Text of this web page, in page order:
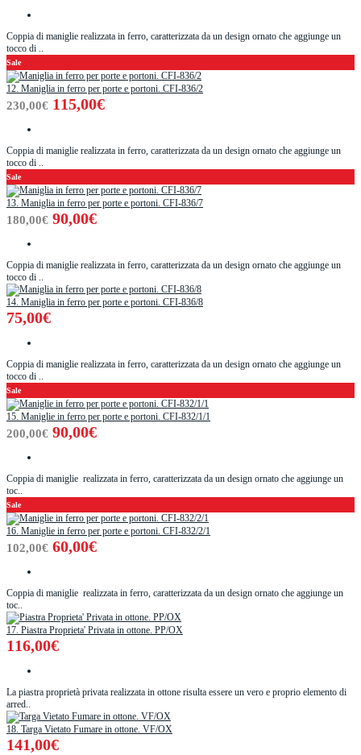
Coppia di maniglie realizzata in ferro, caratterizzata da un design ornato che aggiunge un
tocco di ..
Sale
12. Maniglia in ferro per porte e portoni. CFI-836/2
230,00€ 115,00€
Coppia di maniglie realizzata in ferro, caratterizzata da un design ornato che aggiunge un
tocco di ..
Sale
13. Maniglia in ferro per porte e portoni. CFI-836/7
180,00€ 90,00€
Coppia di maniglie realizzata in ferro, caratterizzata da un design ornato che aggiunge un
tocco di ..
14. Maniglia in ferro per porte e portoni. CFI-836/8
75,00€
Coppia di maniglie realizzata in ferro, caratterizzata da un design ornato che aggiunge un
tocco di ..
Sale
15. Maniglie in ferro per porte e portoni. CFI-832/1/1
200,00€ 90,00€
Coppia di maniglie realizzata in ferro, caratterizzata da un design ornato che aggiunge un
toc..
Sale
16. Maniglie in ferro per porte e portoni. CFI-832/2/1
102,00€ 60,00€
Coppia di maniglie realizzata in ferro, caratterizzata da un design ornato che aggiunge un
toc..
17. Piastra Proprieta' Privata in ottone. PP/OX
116,00€
La piastra proprietà privata realizzata in ottone risulta essere un vero e proprio elemento di
arred..
18. Targa Vietato Fumare in ottone. VF/OX
141,00€